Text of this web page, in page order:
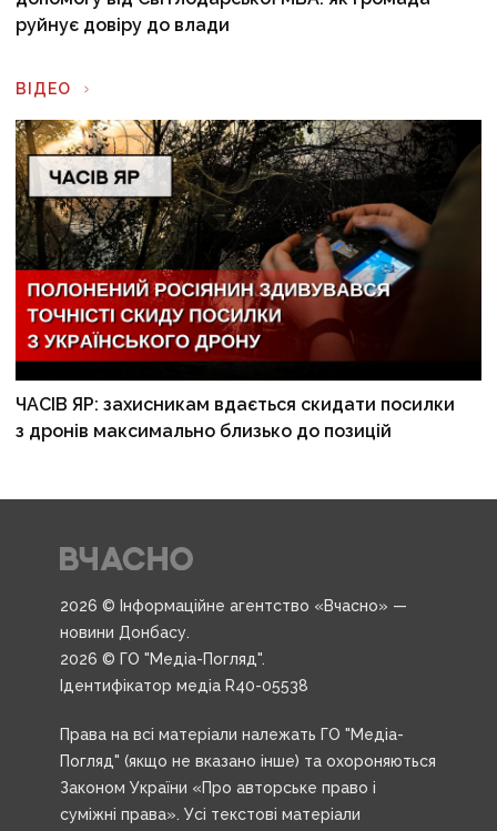
руйнує довіру до влади
ВІДЕО
ЧАСІВ ЯР: захисникам вдається скидати посилки
з дронів максимально близько до позицій
2026 © Інформаційне агентство «Вчасно» —
новини Донбасу.
2026 © ГО "Медіа-Погляд".
Ідентифікатор медіа R40-05538
Права на всі матеріали належать ГО "Медіа-
Погляд" (якщо не вказано інше) та охороняються
Законом України «Про авторське право і
суміжні права». Усі текстові матеріали